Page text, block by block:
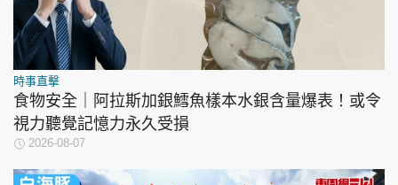
時事直擊
食物安全｜阿拉斯加銀鱈魚樣本水銀含量爆表！或令
視力聽覺記憶力永久受損
2026-08-07